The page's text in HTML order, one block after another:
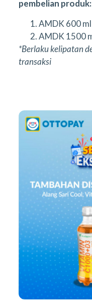
pembelian produk:
AMDK 600 ml
AMDK 1500
*Berlaku kelipatan
transaksi